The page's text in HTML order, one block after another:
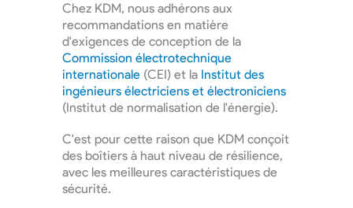
Chez KDM, nous adhérons aux
recommandations en matière
d'exigences de conception de la
Commission électrotechnique
internationale (CEI) et la Institut des
ingénieurs électriciens et électroniciens
(Institut de normalisation de l'énergie).
C'est pour cette raison que KDM conçoit
des boîtiers à haut niveau de résilience,
avec les meilleures caractéristiques de
sécurité.